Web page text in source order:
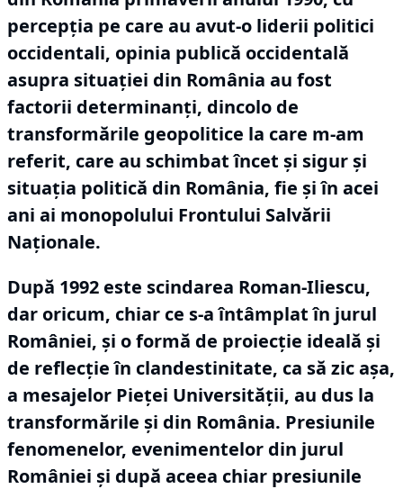
percepția pe care au avut-o liderii politici
occidentali, opinia publică occidentală
asupra situației din România au fost
factorii determinanți, dincolo de
transformările geopolitice la care m-am
referit, care au schimbat încet și sigur și
situația politică din România, fie și în acei
ani ai monopolului Frontului Salvării
Naționale.
După 1992 este scindarea Roman-Iliescu,
dar oricum, chiar ce s-a întâmplat în jurul
României, și o formă de proiecție ideală și
de reflecție în clandestinitate, ca să zic așa,
a mesajelor Pieței Universității, au dus la
transformările și din România. Presiunile
fenomenelor, evenimentelor din jurul
României și după aceea chiar presiunile